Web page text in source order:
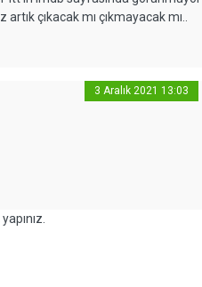
çıkacak mı çıkmayacak mı..
3 Aralık 2021 13:03